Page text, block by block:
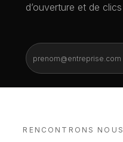
d’ouverture et de clics
RENCONTRONS NOUS